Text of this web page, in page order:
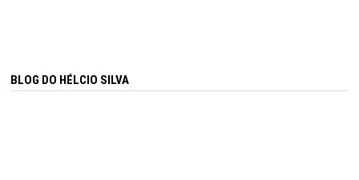
BLOG DO HÉLCIO SILVA